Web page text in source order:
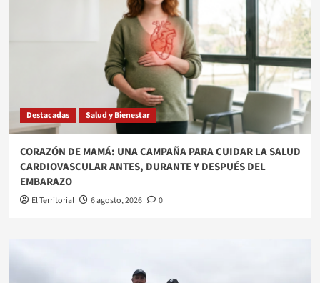
Destacadas Salud y Bienestar
​CORAZÓN DE MAMÁ: UNA CAMPAÑA PARA CUIDAR LA SALUD
CARDIOVASCULAR ANTES, DURANTE Y DESPUÉS DEL
EMBARAZO
El Territorial 6 agosto, 2026 0